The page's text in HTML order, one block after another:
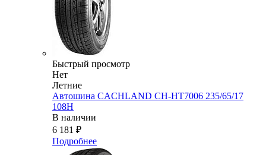
Быстрый просмотр
Нет
Летние
Автошина CACHLAND CH-HT7006 235/65/17
108H
В наличии
6 181 ₽
Подробнее